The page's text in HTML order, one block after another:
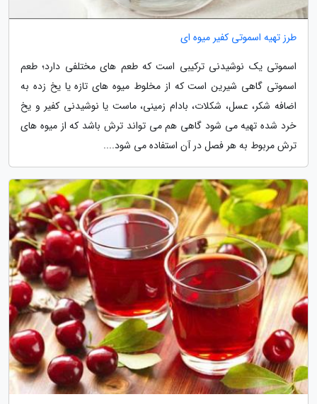
طرز تهیه اسموتی کفیر میوه ای
اسموتی یک نوشیدنی ترکیبی است که طعم های مختلفی دارد؛ طعم
اسموتی گاهی شیرین است که از مخلوط میوه های تازه یا یخ زده به
اضافه شکر، عسل، شکلات، بادام زمینی، ماست یا نوشیدنی کفیر و یخ
خرد شده تهیه می شود گاهی هم می تواند ترش باشد که از میوه های
ترش مربوط به هر فصل در آن استفاده می شود....